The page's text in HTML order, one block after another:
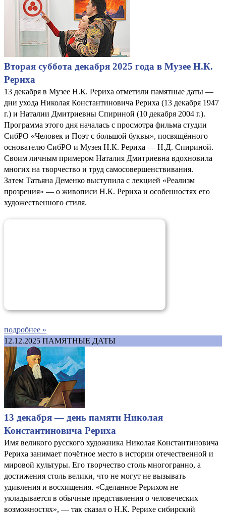
Вторая суббота декабря 2025 года в Музее Н.К.
Рериха
13 декабря в Музее Н.К. Рериха отметили памятные даты —
дни ухода Николая Константиновича Рериха (13 декабря 1947
г.) и Наталии Дмитриевны Спириной (10 декабря 2004 г.).
Программа этого дня началась с просмотра фильма студии
СибРО «Человек и Поэт с большой буквы», посвящённого
основателю СибРО и Музея Н.К. Рериха — Н.Д. Спириной.
Своим личным примером Наталия Дмитриевна вдохновила
многих на творчество и труд самосовершенствивания.
Затем Татьяна Деменко выступила с лекцией «Реализм
прозрения» — о живописи Н.К. Рериха и особенностях его
художественного стиля.
подробнее »
12.12.2025 ПАМЯТНЫЕ ДАТЫ
13 декабря — день памяти Николая
Константиновича Рериха
Имя великого русского художника Николая Константиновича
Рериха занимает почётное место в истории отечественной и
мировой культуры. Его творчество столь многогранно, а
достижения столь велики, что не могут не вызывать
удивления и восхищения. «Сделанное Рерихом не
укладывается в обычные представления о человеческих
возможностях», — так сказал о Н.К. Рерихе сибирский